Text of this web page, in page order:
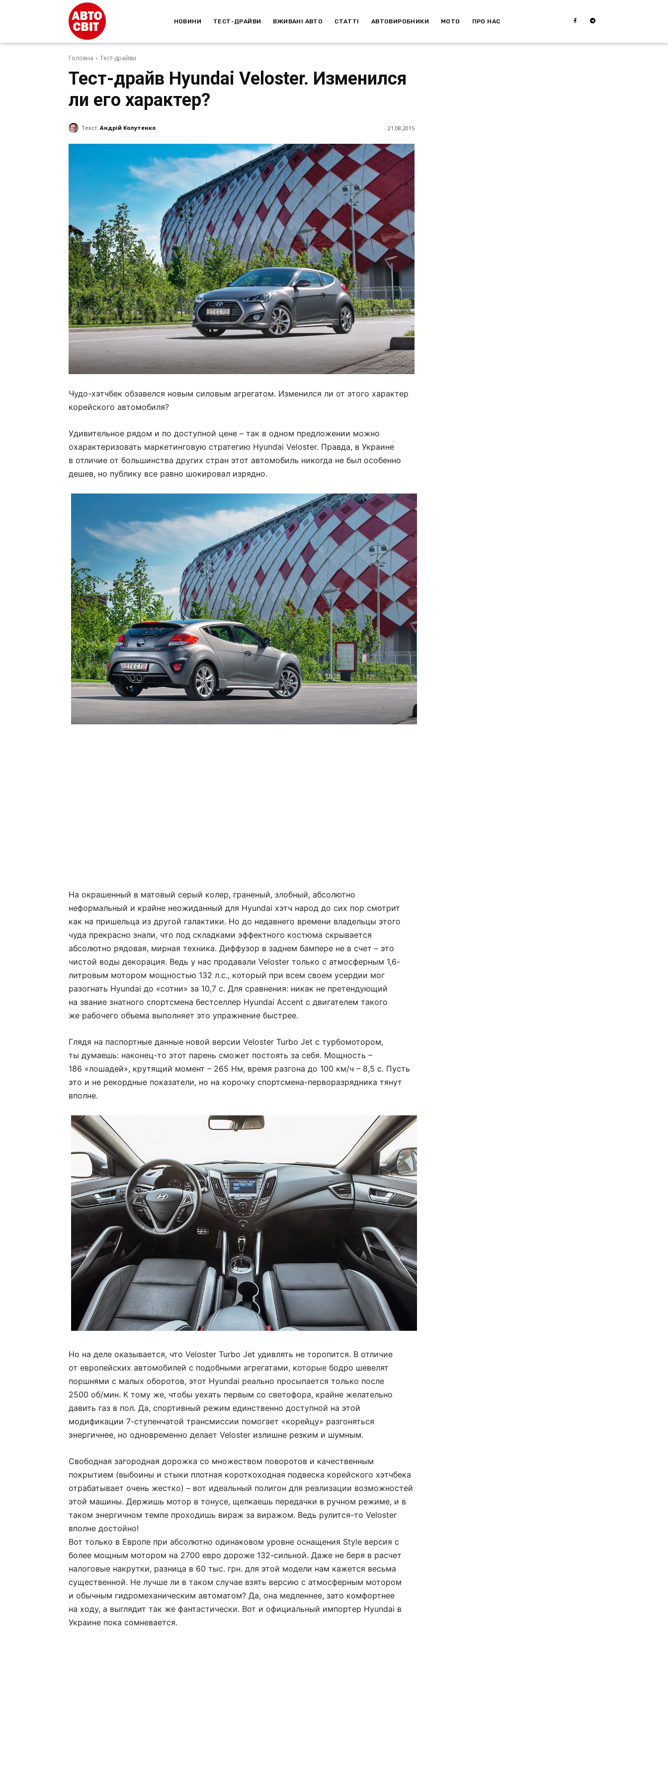
НОВИНИ ТЕСТ-ДРАЙВИ ВЖИВАНІ АВТО СТАТТІ АВТОВИРОБНИКИ МОТО ПРО НАС
Головна Тест-драйви
Тест-драйв Hyundai Veloster. Изменился
ли его характер?
Текст: Андрій Колутенко 21.08.2015
Чудо-хэтчбек обзавелся новым силовым агрегатом. Изменился ли от этого характер
корейского автомобиля?
Удивительное рядом и по доступной цене – так в одном предложении можно
охарактеризовать маркетинговую стратегию Hyundai Veloster. Правда, в Украине
в отличие от большинства других стран этот автомобиль никогда не был особенно
дешев, но публику все равно шокировал изрядно.
На окрашенный в матовый серый колер, граненый, злобный, абсолютно
неформальный и крайне неожиданный для Hyundai хэтч народ до сих пор смотрит
как на пришельца из другой галактики. Но до недавнего времени владельцы этого
чуда прекрасно знали, что под складками эффектного костюма скрывается
абсолютно рядовая, мирная техника. Диффузор в заднем бампере не в счет – это
чистой воды декорация. Ведь у нас продавали Veloster только с атмосферным 1,6-
литровым мотором мощностью 132 л.с., который при всем своем усердии мог
разогнать Hyundai до «сотни» за 10,7 с. Для сравнения: никак не претендующий
на звание знатного спорт­смена бестселлер Hyundai Accent c двигателем такого
же рабочего объема выполняет это упражнение быстрее.
Глядя на паспортные данные новой версии Veloster Turbo Jet с турбомотором,
ты думаешь: наконец-то этот парень сможет постоять за себя. Мощность –
186 «лошадей», крутящий момент – 265 Нм, время разгона до 100 км/ч – 8,5 с. Пусть
это и не рекордные показатели, но на корочку спортсмена-перворазрядника тянут
вполне.
Но на деле оказывается, что Veloster Turbo Jet удивлять не торопится. В отличие
от европейских автомобилей с подобными агрегатами, которые бодро шевелят
поршнями с малых оборотов, этот Hyundai реально просыпается только после
2500 об/мин. К тому же, чтобы уехать первым со светофора, крайне желательно
давить газ в пол. Да, спортивный режим единственно доступной на этой
модификации 7-ступенчатой трансмиссии помогает «корейцу» разгоняться
энергичнее, но одновременно делает Veloster излишне резким и шумным.
Свободная загородная дорожка со множеством поворотов и качественным
покрытием (выбоины и стыки плотная короткоходная подвеска корейского хэтчбека
отрабатывает очень жестко) – вот идеальный полигон для реализации возможностей
этой машины. Держишь мотор в тонусе, щелкаешь передачки в ручном режиме, и в
таком энергичном темпе проходишь вираж за виражом. Ведь рулится-то Veloster
вполне достойно!
Вот только в Европе при абсолютно одинаковом уровне оснащения Style версия с
более мощным мотором на 2700 евро дороже 132-сильной. Даже не беря в расчет
налоговые накрутки, разница в 60 тыс. грн. для этой модели нам кажется весьма
существенной. Не лучше ли в таком случае взять версию с атмо­сферным мотором
и обычным гидромеханическим автоматом? Да, она медленнее, зато комфорт­нее
на ходу, а выглядит так же фантастически. Вот и официальный импортер Hyundai в
Украине пока сомневается.